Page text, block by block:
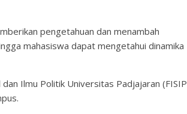
pengetahuan dan menambah
mahasiswa dapat mengetahui dinamika
Ilmu Politik Universitas Padjajaran (FISIP